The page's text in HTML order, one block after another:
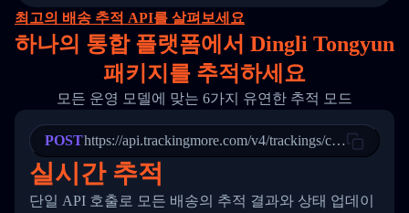
15
16
17
20
21
22
23
24
25
27
"destination_country": "United
        "itemTimeLength": 2,
        "weblink": "",
        "phone": null,
        "trackinfo": [
          {
            "Date": "2017-03-08 04: 22: 00",
"StatusDescription": "Departed
"Details": "Departed Facility
          },
          {
            "Date": "2017-03-06 15:28:00",
"StatusDescription": "Shipment
최고의 배송 추적 API를 살펴보세요
하나의 통합 플랫폼에서 Dingli Tongyun
패키지를 추적하세요
모든 운영 모델에 맞는 6가지 유연한 추적 모드
POSThttps://api.trackingmore.com/v4/trackings/create
실시간 추적
단일 API 호출로 모든 배송의 추적 결과와 상태 업데이